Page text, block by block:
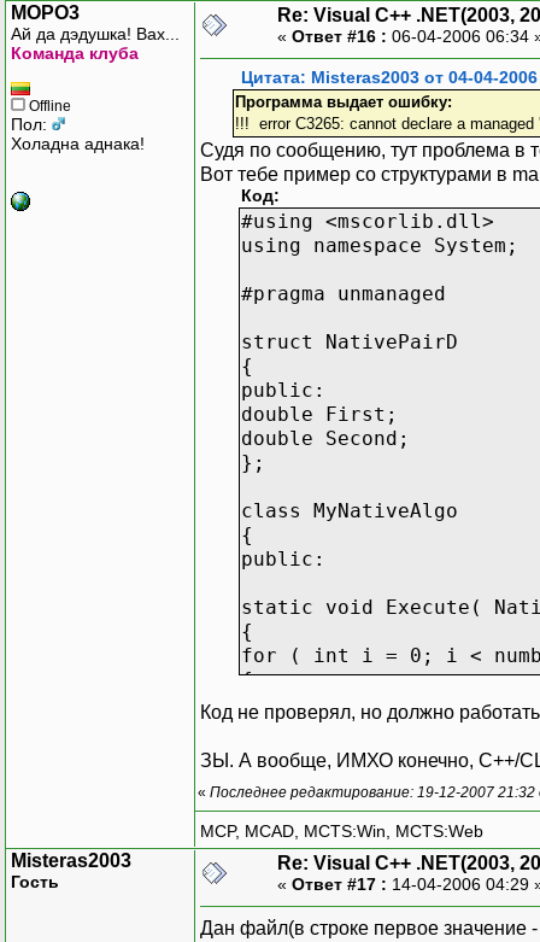
MOPO3
Ай да дэдушка! Вах...
Команда клуба
Offline
Пол:
Холадна аднака!
Re: Visual C++ .NET(2003,
« Ответ #16 : 06-04-2006 06:34
Цитата: Misteras2003 от 04-04-
Программа выдает ошибку:
!!! error C3265: cannot declare a
Судя по сообщению, тут проблема в
Вот тебе пример со структурами в
Код:
#using <mscorlib.dll>
using namespace System;
#pragma unmanaged
struct NativePairD
{
public:
double First;
double Second;
};
class MyNativeAlgo
{
public:
static void Execute(
{
for ( int i = 0; i <
{
data[i].Second +=
}
#pragma managed
__value public struct
public:
Код не проверял, но должно
ЗЫ. А вообще, ИМХО конечно, C++/
« Последнее редактирование: 19-12-2007
MCP, MCAD, MCTS:Win, MCTS:Web
Misteras2003
Гость
Re: Visual C++ .NET(2003,
« Ответ #17 : 14-04-2006 04:29
Дан файл(в строке первое значение